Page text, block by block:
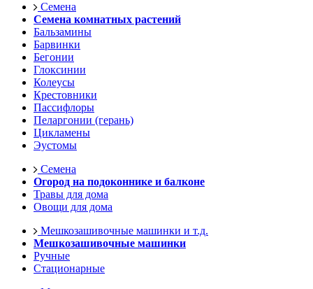
Семена
Семена комнатных растений
Бальзамины
Барвинки
Бегонии
Глоксинии
Колеусы
Крестовники
Пассифлоры
Пеларгонии (герань)
Цикламены
Эустомы
Семена
Огород на подоконнике и балконе
Травы для дома
Овощи для дома
Мешкозашивочные машинки и т.д.
Мешкозашивочные машинки
Ручные
Стационарные